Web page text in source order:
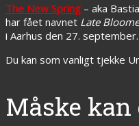
The New Spring – aka
har fået navnet Late
i Aarhus den 27. september.
Du kan som vanligt tjekke
Måske kan